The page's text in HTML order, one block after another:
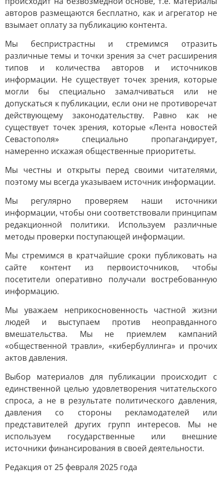
авторов размещаются бесплатно, как и агрегатор не
взымает оплату за публикацию контента.
Мы беспристрастны и стремимся отразить
различные темы и точки зрения за счет расширения
типов и количества авторов и источников
информации. Не существует точек зрения, которые
могли бы специально замалчиваться или не
допускаться к публикации, если они не противоречат
действующему законодательству. Равно как не
существует точек зрения, которые «Лента новостей
Севастополя» специально пропагандирует,
намеренно искажая общественные приоритеты.
Мы честны и открыты перед своими читателями,
поэтому мы всегда указываем источник информации.
Мы регулярно проверяем наши источники
информации, чтобы они соответствовали принципам
редакционной политики. Используем различные
методы проверки поступающей информации.
Мы стремимся в кратчайшие сроки публиковать на
сайте контент из первоисточников, чтобы
посетители оперативно получали востребованную
информацию.
Мы уважаем неприкосновенность частной жизни
людей и выступаем против неоправданного
вмешательства. Мы не приемлем кампаний
«общественной травли», «кибербуллинга» и прочих
актов давления.
Выбор материалов для публикации происходит с
единственной целью удовлетворения читательского
спроса, а не в результате политического давления,
давления со стороны рекламодателей или
представителей других групп интересов. Мы не
используем государственные или внешние
источники финансирования в своей деятельности.
Редакция от 25 февраля 2025 года